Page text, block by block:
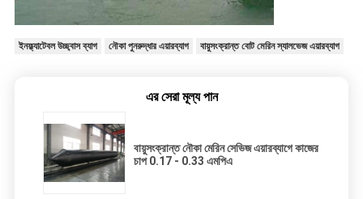
ইনফ্ল্যাটেবল উচ্ছ্বাস ব্যাগ নৌকা পুনরুদ্ধার এয়ারব্যাগ বায়ুসংক্রান্ত বোট মেরিন স্যালভেজ এয়ারব্যাগ
এর সেরা মূল্য পান
বায়ুসংক্রান্ত নৌকা মেরিন সেভিজ এয়ারব্যাগে কাজের
চাপ 0.17 - 0.33 এমপিএ